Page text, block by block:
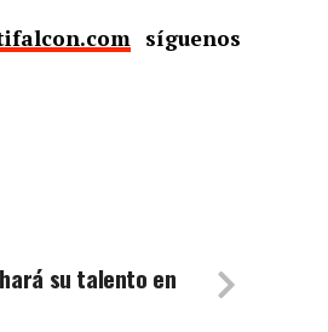
síguenos
su talento en